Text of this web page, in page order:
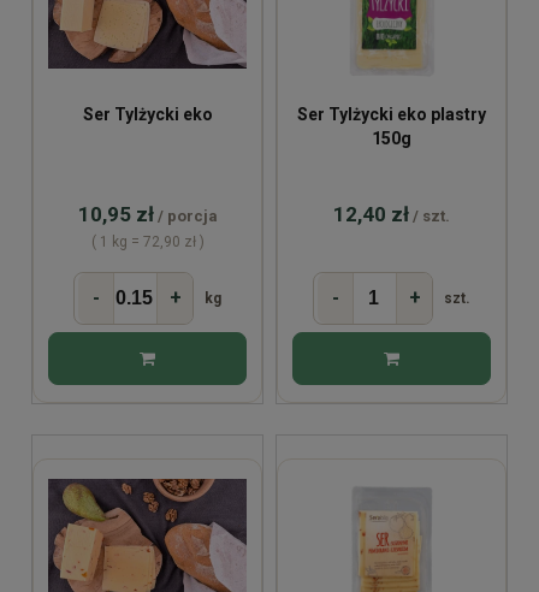
Ser Tylżycki eko
10,95 zł / porcja
( 1 kg = 72,90 zł )
- + kg
Ser Tylżycki eko plastry
150g
12,40 zł / szt.
- + szt.